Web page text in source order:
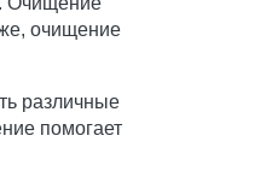
очищение
различные
помогает